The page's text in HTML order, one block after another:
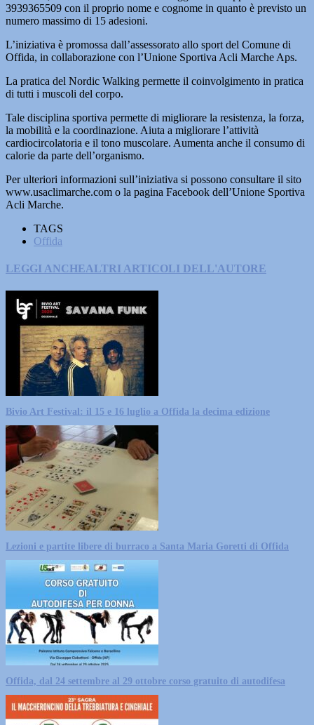
3939365509 con il proprio nome e cognome in quanto è previsto un
numero massimo di 15 adesioni.
L’iniziativa è promossa dall’assessorato allo sport del Comune di
Offida, in collaborazione con l’Unione Sportiva Acli Marche Aps.
La pratica del Nordic Walking permette il coinvolgimento in pratica
di tutti i muscoli del corpo.
Tale disciplina sportiva permette di migliorare la resistenza, la forza,
la mobilità e la coordinazione. Aiuta a migliorare l’attività
cardiocircolatoria e il tono muscolare. Aumenta anche il consumo di
calorie da parte dell’organismo.
Per ulteriori informazioni sull’iniziativa si possono consultare il sito
www.usaclimarche.com o la pagina Facebook dell’Unione Sportiva
Acli Marche.
TAGS
Offida
LEGGI ANCHEALTRI ARTICOLI DELL'AUTORE
Bivio Art Festival: il 15 e 16 luglio a Offida la decima edizione
Lezioni e partite libere di burraco a Santa Maria Goretti di Offida
Offida, dal 24 settembre al 29 ottobre corso gratuito di autodifesa